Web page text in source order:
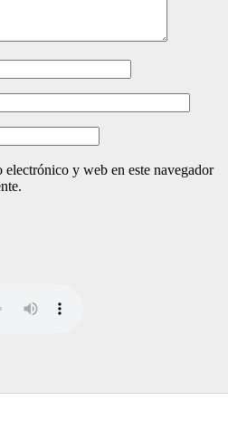
y web en este navegador